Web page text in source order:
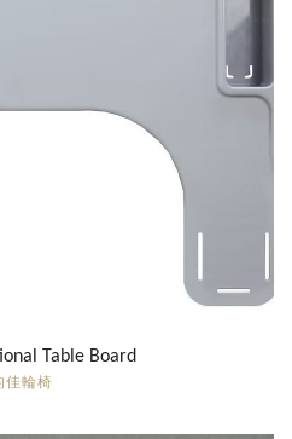
Table Board
佳輪椅